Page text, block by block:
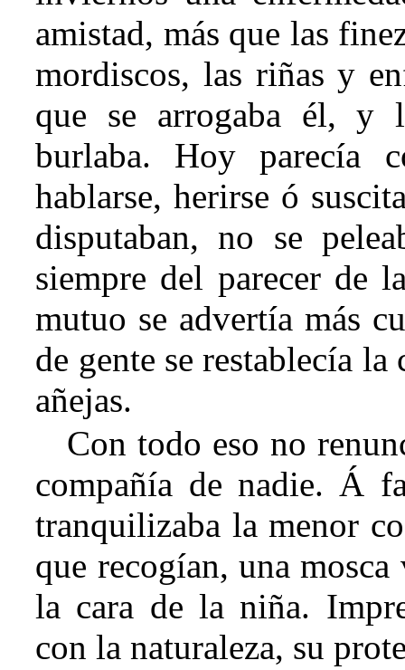
amistad, más que las
mordiscos, las riñas y
que se arrogaba él, y
burlaba. Hoy parecía
hablarse, herirse ó
disputaban, no se
siempre del parecer de
mutuo se advertía más
de gente se restablecía
añejas.
Con todo eso no
compañía de nadie. Á
tranquilizaba la menor
que recogían, una
la cara de la niña.
con la naturaleza, su